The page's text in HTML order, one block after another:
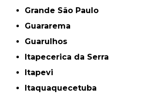
Grande São Paulo
Guararema
Guarulhos
Itapecerica da Serra
Itapevi
Itaquaquecetuba